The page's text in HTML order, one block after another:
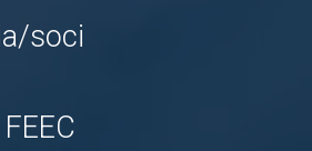
soci